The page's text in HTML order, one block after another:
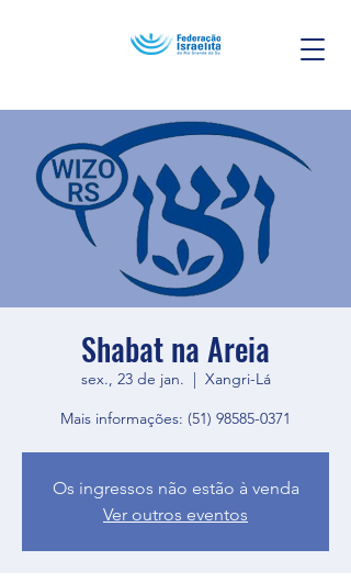
Shabat na Areia
sex., 23 de jan.
  |
Xangri-Lá
Mais informações: (51) 98585-0371
Os ingressos não estão à venda
Ver outros eventos